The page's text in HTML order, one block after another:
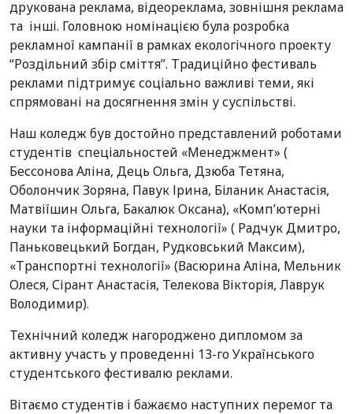
друкована реклама, відеореклама, зовнішня реклама
та інші. Головною номінацією була розробка
рекламної кампанії в рамках екологічного проекту
“Роздільний збір сміття”. Традиційно фестиваль
реклами підтримує соціально важливі теми, які
спрямовані на досягнення змін у суспільстві.
Наш коледж був достойно представлений роботами
студентів спеціальностей «Менеджмент» (
Бессонова Аліна, Дець Ольга, Дзюба Тетяна,
Оболончик Зоряна, Павук Ірина, Біланик Анастасія,
Матвіїшин Ольга, Бакалюк Оксана), «Комп’ютерні
науки та інформаційні технології» ( Радчук Дмитро,
Паньковецький Богдан, Рудковський Максим),
«Транспортні технології» (Васюрина Аліна, Мельник
Олеся, Сірант Анастасія, Телекова Вікторія, Лаврук
Володимир).
Технічний коледж нагороджено дипломом за
активну участь у проведенні 13-го Українського
студентського фестивалю реклами.
Вітаємо студентів і бажаємо наступних перемог та